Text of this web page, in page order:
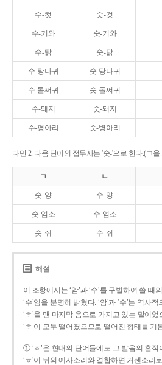
수-컷 숫-것
수-키와 숫-기와
수-탉 숫-닭
수-탕나귀 숫-당나귀
수-톨쩌귀 숫-돌쩌귀
수-퇘지 숫-돼지
수-평아리 숫-병아리
다만 2. 다음 단어의 접두사는 '숫-'으로 한다.(ㄱ
ㄱ ㄴ
숫-양 수-양
숫-염소 수-염소
숫-쥐 수-쥐
해설
이 조항에서는 ‘암’과 ‘수’를 구별하여 쓸 때
‘수’임을 분명히 밝혔다. ‘암’과 ‘수’는 역사적
‘ㅎ’을 맨 마지막 음으로 가지고 있는 말이
‘ㅎ’이 모두 떨어졌으므로 떨어진 형태를
① ‘ㅎ’은 현대의 단어들에도 그 발음의 흔적
‘ㅎ’이 뒤의 예사소리와 결합하면 거센소리